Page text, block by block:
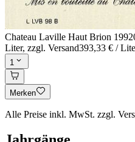
Chateau Laville Haut Brion 1992
Liter, zzgl. Versand393,33 € /
1
Merken
Alle Preise inkl. MwSt. zzgl.